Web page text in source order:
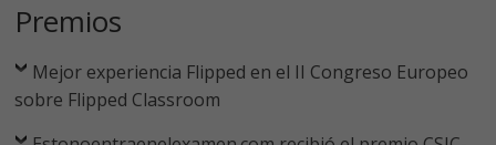
Premios
Mejor experiencia Flipped en el II Congreso Europeo
sobre Flipped Classroom